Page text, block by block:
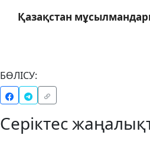
Қазақстан
БӨЛІСУ:
Серіктес